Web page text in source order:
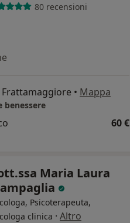
80 recensioni
Frattamaggiore • Mappa
benessere
60 €
Maria Laura
Psicoterapeuta,
clinica · Altro